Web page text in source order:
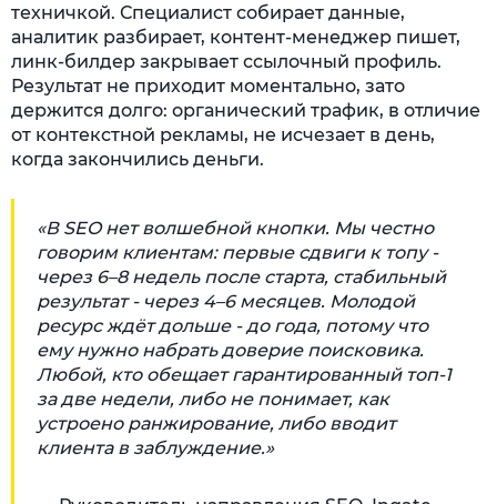
техничкой. Специалист собирает данные,
аналитик разбирает, контент-менеджер пишет,
линк-билдер закрывает ссылочный профиль.
Результат не приходит моментально, зато
держится долго: органический трафик, в отличие
от контекстной рекламы, не исчезает в день,
когда закончились деньги.
«В SEO нет волшебной кнопки. Мы честно
говорим клиентам: первые сдвиги к топу -
через 6–8 недель после старта, стабильный
результат - через 4–6 месяцев. Молодой
ресурс ждёт дольше - до года, потому что
ему нужно набрать доверие поисковика.
Любой, кто обещает гарантированный топ-1
за две недели, либо не понимает, как
устроено ранжирование, либо вводит
клиента в заблуждение.»